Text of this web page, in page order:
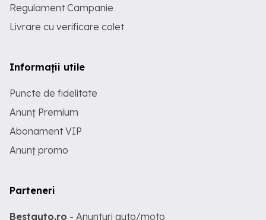
Regulament Campanie
Livrare cu verificare colet
Informații utile
Puncte de fidelitate
Anunț Premium
Abonament VIP
Anunț promo
Parteneri
Bestauto.ro - Anunturi auto/moto